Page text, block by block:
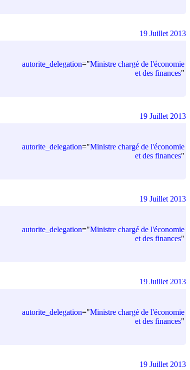
autorite_delegation="Ministre chargé de l'économie
et des finances"
19 Juillet 2013
autorite_delegation="Ministre chargé de l'économie
et des finances"
19 Juillet 2013
autorite_delegation="Ministre chargé de l'économie
et des finances"
19 Juillet 2013
autorite_delegation="Ministre chargé de l'économie
et des finances"
19 Juillet 2013
19 Juillet 2013